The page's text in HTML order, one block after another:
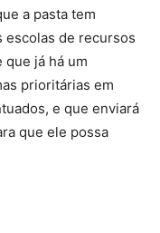
a pasta tem
escolas de recursos
que já há um
prioritárias em
e que enviará
que ele possa